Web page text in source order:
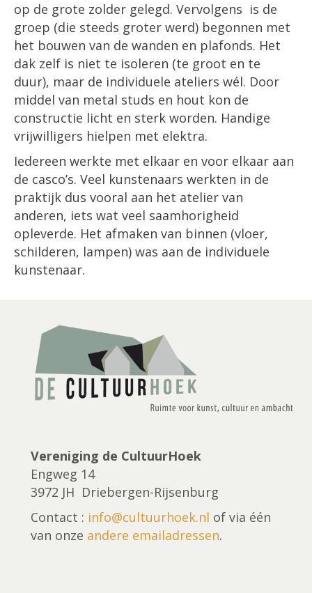
op de grote zolder gelegd. Vervolgens is de
groep (die steeds groter werd) begonnen met
het bouwen van de wanden en plafonds. Het
dak zelf is niet te isoleren (te groot en te
duur), maar de individuele ateliers wél. Door
middel van metal studs en hout kon de
constructie licht en sterk worden. Handige
vrijwilligers hielpen met elektra.
Iedereen werkte met elkaar en voor elkaar aan
de casco’s. Veel kunstenaars werkten in de
praktijk dus vooral aan het atelier van
anderen, iets wat veel saamhorigheid
opleverde. Het afmaken van binnen (vloer,
schilderen, lampen) was aan de individuele
kunstenaar.
Vereniging de CultuurHoek
Engweg 14
3972 JH Driebergen-Rijsenburg
Contact : info@cultuurhoek.nl of via één
van onze andere emailadressen.